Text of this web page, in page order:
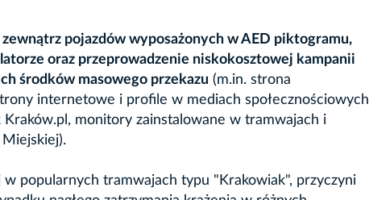
pojazdów wyposażonych w AED piktogramu,
oraz przeprowadzenie niskokosztowej kampanii
środków masowego przekazu (m.in. strona
internetowe i profile w mediach społecznościowych
monitory zainstalowane w tramwajach i
popularnych tramwajach typu "Krakowiak", przyczyni